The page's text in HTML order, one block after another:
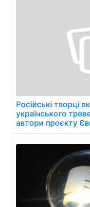
Російські творці
українського
автори проєкту